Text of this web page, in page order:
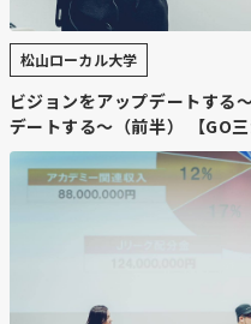
松山ローカル大学
ビジョンをアップデートする
デートする～（前半） 【GO